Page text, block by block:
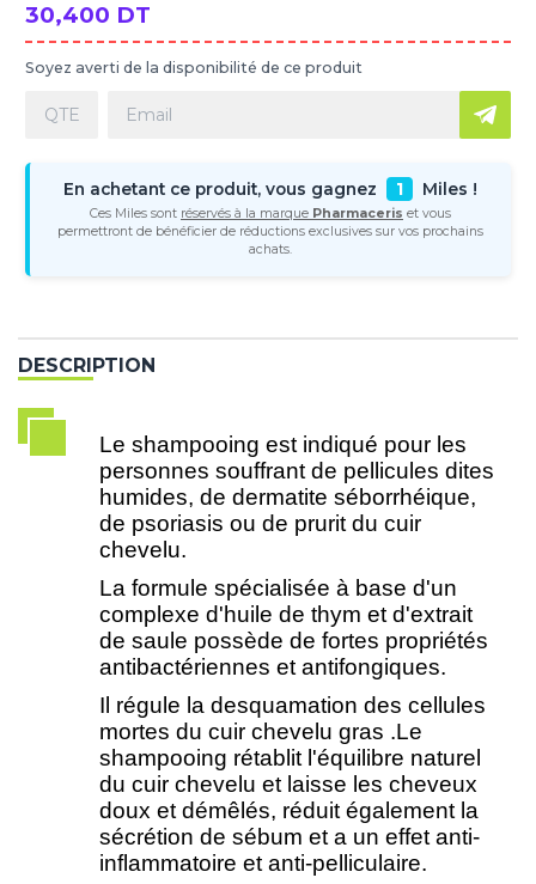
30,400 DT
Soyez averti de la disponibilité de ce produit
En achetant ce produit, vous gagnez 1 Miles !
Ces Miles sont réservés à la marque Pharmaceris et vous
permettront de bénéficier de réductions exclusives sur vos prochains
achats.
DESCRIPTION
Le shampooing est indiqué pour les
personnes souffrant de pellicules dites
humides, de dermatite séborrhéique,
de psoriasis ou de prurit du cuir
chevelu.
La formule spécialisée à base d'un
complexe d'huile de thym et d'extrait
de saule possède de fortes propriétés
antibactériennes et antifongiques.
Il régule la desquamation des cellules
mortes du cuir chevelu gras .Le
shampooing rétablit l'équilibre naturel
du cuir chevelu et laisse les cheveux
doux et démêlés, réduit également la
sécrétion de sébum et a un effet anti-
inflammatoire et anti-pelliculaire.